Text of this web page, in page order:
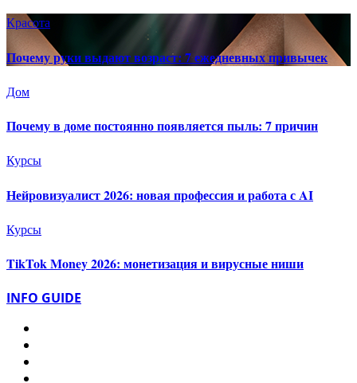
Красота
Почему руки выдают возраст: 7 ежедневных привычек
Дом
Почему в доме постоянно появляется пыль: 7 причин
Курсы
Нейровизуалист 2026: новая профессия и работа с AI
Курсы
TikTok Money 2026: монетизация и вирусные ниши
INFO GUIDE